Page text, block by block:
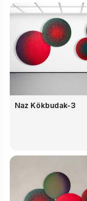
Naz Kökbudak-3